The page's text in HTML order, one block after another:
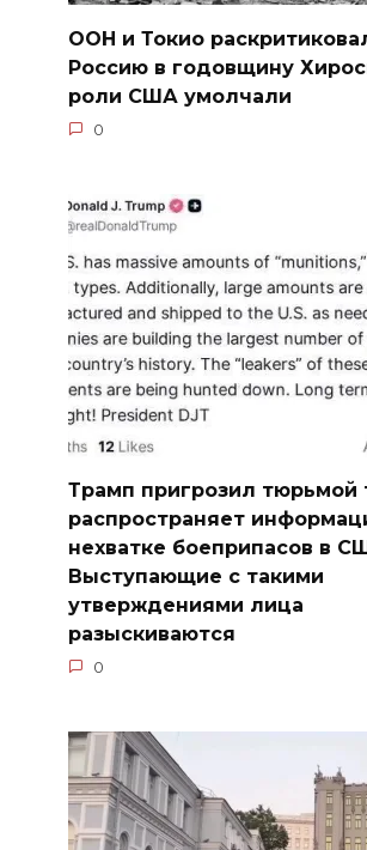
ООН и Токио
Россию в годовщину
роли США умолчали
0
Трамп пригрозил тюрьмой
распространяет
нехватке боеприпасов в
Выступающие с такими
утверждениями лица
разыскиваются
0